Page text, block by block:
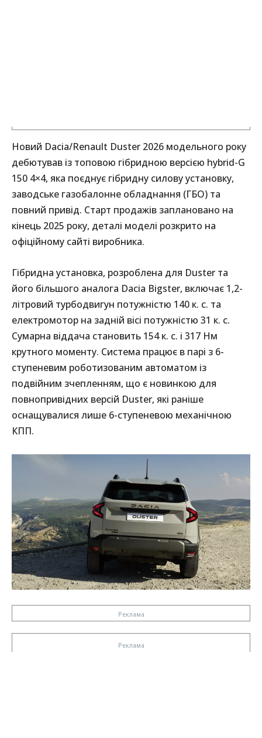
Новий Dacia/Renault Duster 2026 модельного року
дебютував із топовою гібридною версією hybrid-G
150 4×4, яка поєднує гібридну силову установку,
заводське газобалонне обладнання (ГБО) та
повний привід. Старт продажів заплановано на
кінець 2025 року, деталі моделі розкрито на
офіційному сайті виробника.
Гібридна установка, розроблена для Duster та
його більшого аналога Dacia Bigster, включає 1,2-
літровий турбодвигун потужністю 140 к. с. та
електромотор на задній вісі потужністю 31 к. с.
Сумарна віддача становить 154 к. с. і 317 Нм
крутного моменту. Система працює в парі з 6-
ступеневим роботизованим автоматом із
подвійним зчепленням, що є новинкою для
повнопривідних версій Duster, які раніше
оснащувалися лише 6-ступеневою механічною
КПП.